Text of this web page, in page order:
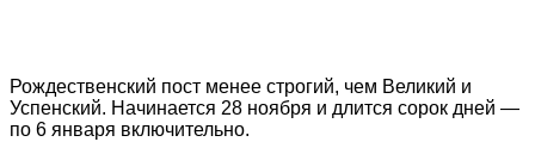
Рождественский пост менее строгий, чем Великий и
Успенский. Начинается 28 ноября и длится сорок дней —
по 6 января включительно.